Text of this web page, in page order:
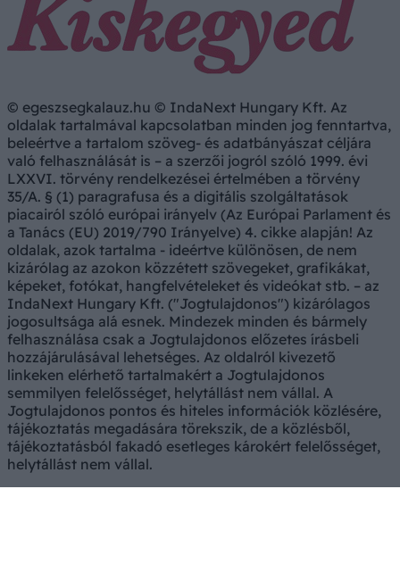
© egeszsegkalauz.hu © IndaNext Hungary Kft. Az
oldalak tartalmával kapcsolatban minden jog fenntartva,
beleértve a tartalom szöveg- és adatbányászat céljára
való felhasználását is – a szerzői jogról szóló 1999. évi
LXXVI. törvény rendelkezései értelmében a törvény
35/A. § (1) paragrafusa és a digitális szolgáltatások
piacairól szóló európai irányelv (Az Európai Parlament és
a Tanács (EU) 2019/790 Irányelve) 4. cikke alapján! Az
oldalak, azok tartalma - ideértve különösen, de nem
kizárólag az azokon közzétett szövegeket, grafikákat,
képeket, fotókat, hangfelvételeket és videókat stb. – az
IndaNext Hungary Kft. ("Jogtulajdonos") kizárólagos
jogosultsága alá esnek. Mindezek minden és bármely
felhasználása csak a Jogtulajdonos előzetes írásbeli
hozzájárulásával lehetséges. Az oldalról kivezető
linkeken elérhető tartalmakért a Jogtulajdonos
semmilyen felelősséget, helytállást nem vállal. A
Jogtulajdonos pontos és hiteles információk közlésére,
tájékoztatás megadására törekszik, de a közlésből,
tájékoztatásból fakadó esetleges károkért felelősséget,
helytállást nem vállal.